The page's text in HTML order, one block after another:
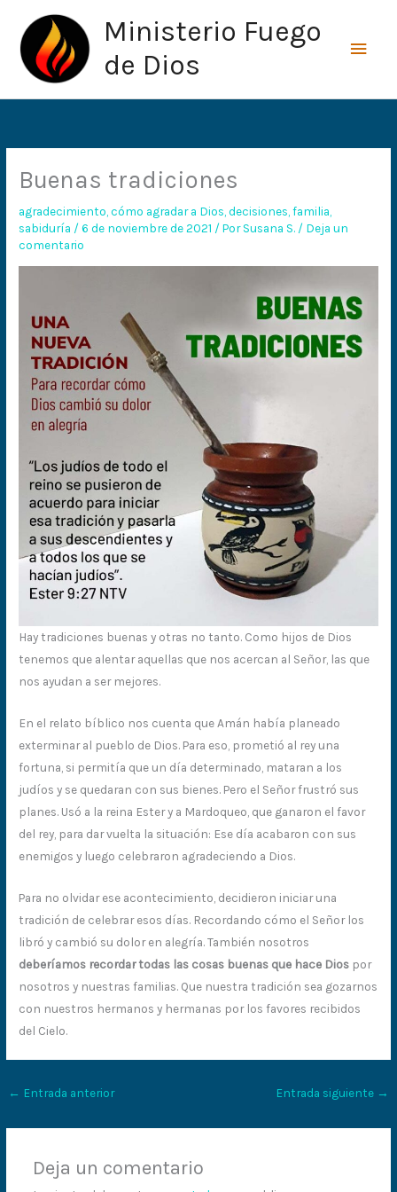
contenido
Ministerio Fuego
de Dios
Buenas tradiciones
agradecimiento ,cómo agradar a Dios ,decisiones ,familia
sabiduría /6 de noviembre de 2021 / PorSusana S. / Deja un
comentario
Hay tradiciones buenas y otras no tanto. Como hijos de Dios
tenemos que alentar aquellas que nos acercan al Señor, las que
nos ayudan a ser mejores.
En el relato bíblico nos cuenta que Amán había planeado
exterminar al pueblo de Dios. Para eso, prometió al rey una
fortuna, si permitía que un día determinado, mataran a los
judíos y se quedaran con sus bienes. Pero el Señor frustró sus
planes. Usó a la reina Ester y a Mardoqueo, que ganaron el favor
del rey, para dar vuelta la situación: Ese día acabaron con sus
enemigos y luego celebraron agradeciendo a Dios.
Para no olvidar ese acontecimiento, decidieron iniciar una
tradición de celebrar esos días. Recordando cómo el Señor los
libró y cambió su dolor en alegría. También nosotros
deberíamos recordar todas las cosas buenas que hace Dios por
nosotros y nuestras familias. Que nuestra tradición sea gozarnos
con nuestros hermanos y hermanas por los favores recibidos
del Cielo.
← Entrada anterior Entrada siguiente →
Deja un comentario